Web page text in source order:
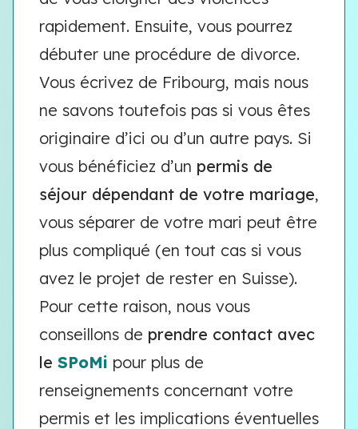
rapidement. Ensuite, vous pourrez
débuter une procédure de divorce.
Vous écrivez de Fribourg, mais nous
ne savons toutefois pas si vous êtes
originaire d’ici ou d’un autre pays. Si
vous bénéficiez d’un permis de
séjour dépendant de votre mariage,
vous séparer de votre mari peut être
plus compliqué (en tout cas si vous
avez le projet de rester en Suisse).
Pour cette raison, nous vous
conseillons de prendre contact avec
le SPoMi pour plus de
renseignements concernant votre
permis et les implications éventuelles